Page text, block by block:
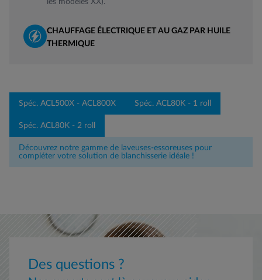
CHAUFFAGE ÉLECTRIQUE ET AU GAZ PAR HUILE
THERMIQUE
Spéc. ACL500X - ACL800X Spéc. ACL80K - 1 roll
Spéc. ACL80K - 2 roll
Découvrez notre gamme de laveuses-essoreuses pour
compléter votre solution de blanchisserie idéale !
Des questions ?